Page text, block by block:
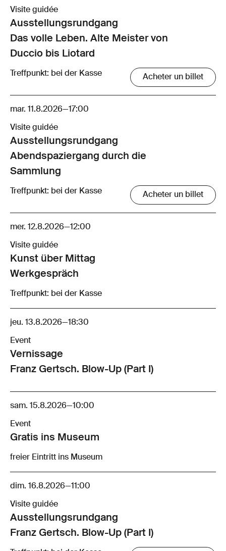
Visite guidée
Ausstellungsrund­gang
Das volle Leben. Alte Meister von
Duccio bis Liotard
Treffpunkt: bei der Kasse Acheter un billet
mar. 11.8.2026—17:00
Visite guidée
Ausstellungsrund­gang
Abendspaziergang durch die
Sammlung
Treffpunkt: bei der Kasse Acheter un billet
mer. 12.8.2026—12:00
Visite guidée
Kunst über Mittag
Werkgespräch
Treffpunkt: bei der Kasse
jeu. 13.8.2026—18:30
Event
Vernissage
Franz Gertsch. Blow-Up (Part I)
sam. 15.8.2026—10:00
Event
Gratis ins Museum
freier Eintritt ins Museum
dim. 16.8.2026—11:00
Visite guidée
Ausstellungsrund­gang
Franz Gertsch. Blow-Up (Part I)